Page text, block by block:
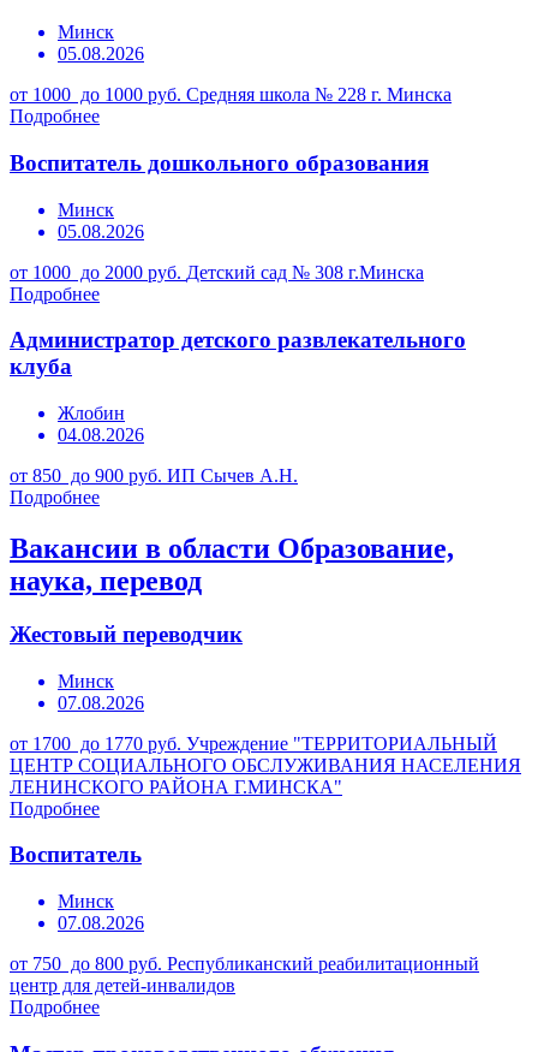
Минск
05.08.2026
от 1000 до 1000 руб. Средняя школа № 228 г. Минска
Подробнее
Воспитатель дошкольного образования
Минск
05.08.2026
от 1000 до 2000 руб. Детский сад № 308 г.Минска
Подробнее
Администратор детского развлекательного
клуба
Жлобин
04.08.2026
от 850 до 900 руб. ИП Сычев А.Н.
Подробнее
Вакансии в области Образование,
наука, перевод
Жестовый переводчик
Минск
07.08.2026
от 1700 до 1770 руб. Учреждение "ТЕРРИТОРИАЛЬНЫЙ
ЦЕНТР СОЦИАЛЬНОГО ОБСЛУЖИВАНИЯ НАСЕЛЕНИЯ
ЛЕНИНСКОГО РАЙОНА Г.МИНСКА"
Подробнее
Воспитатель
Минск
07.08.2026
от 750 до 800 руб. Республиканский реабилитационный
центр для детей-инвалидов
Подробнее